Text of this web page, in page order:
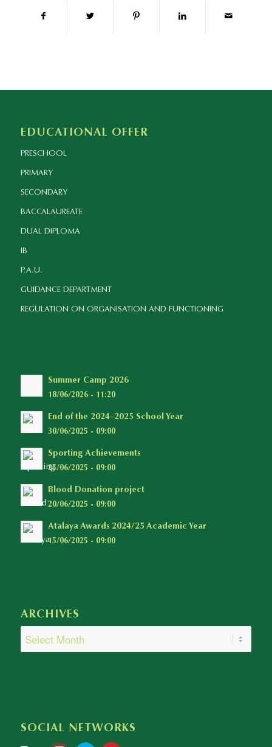
EDUCATIONAL OFFER
PRESCHOOL
PRIMARY
SECONDARY
BACCALAUREATE
DUAL DIPLOMA
IB
P.A.U.
GUIDANCE DEPARTMENT
REGULATION ON ORGANISATION AND FUNCTIONING
Summer Camp 2026
18/06/2026 - 11:20
End of the 2024–2025 School Year
30/06/2025 - 09:00
Sporting Achievements
25/06/2025 - 09:00
Blood Donation project
20/06/2025 - 09:00
Atalaya Awards 2024/25 Academic Year
15/06/2025 - 09:00
ARCHIVES
SOCIAL NETWORKS